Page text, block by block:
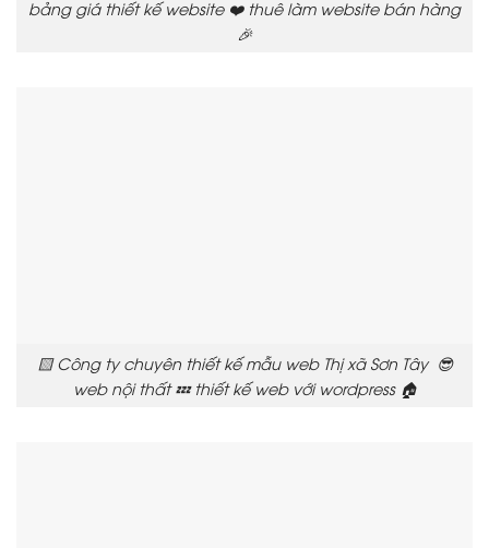
bảng giá thiết kế website ❤️ thuê làm website bán hàng
🎉
🟨 Công ty chuyên thiết kế mẫu web Thị xã Sơn Tây 😎
web nội thất 💤 thiết kế web với wordpress 🏠